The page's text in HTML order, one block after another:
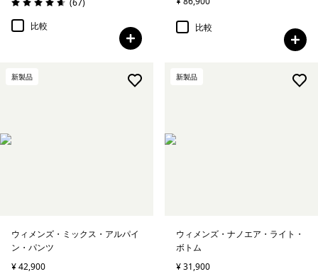
評価: 4.6 / 5 (67)
比較
比較
新製品
ウィメンズ・ミックス・アルパイ
ン・パンツ
¥ 42,900
新製品
ウィメンズ・ナノエア・ライト・
ボトム
¥ 31,900